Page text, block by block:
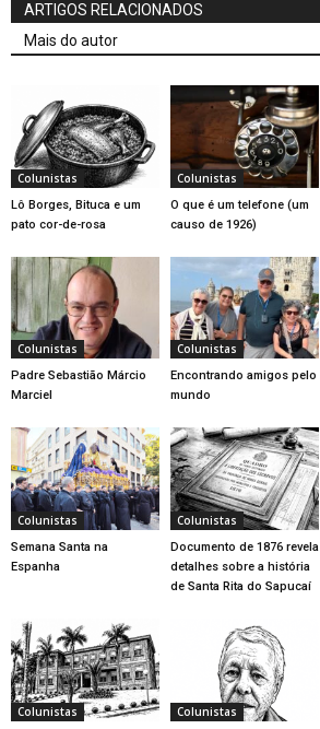
ARTIGOS RELACIONADOS
Mais do autor
Colunistas
Lô Borges, Bituca e um
pato cor-de-rosa
Colunistas
O que é um telefone (um
causo de 1926)
Colunistas
Padre Sebastião Márcio
Marciel
Colunistas
Encontrando amigos pelo
mundo
Colunistas
Semana Santa na
Espanha
Colunistas
Documento de 1876 revela
detalhes sobre a história
de Santa Rita do Sapucaí
Colunistas Colunistas